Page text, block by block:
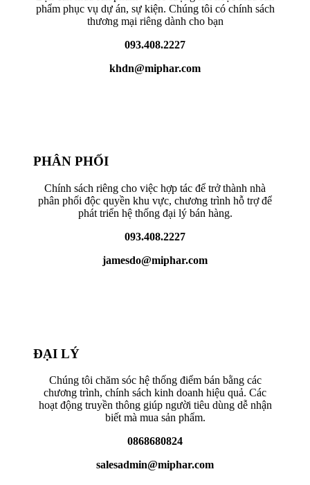
phẩm phục vụ dự án, sự kiện. Chúng tôi có chính sách
thương mại riêng dành cho bạn
093.408.2227
khdn@miphar.com
PHÂN PHỐI
Chính sách riêng cho việc hợp tác để trở thành nhà
phân phối độc quyền khu vực, chương trình hỗ trợ để
phát triển hệ thống đại lý bán hàng.
093.408.2227
jamesdo@miphar.com
ĐẠI LÝ
Chúng tôi chăm sóc hệ thống điểm bán bằng các
chương trình, chính sách kinh doanh hiệu quả. Các
hoạt động truyền thông giúp người tiêu dùng dễ nhận
biết mà mua sản phẩm.
0868680824
salesadmin@miphar.com